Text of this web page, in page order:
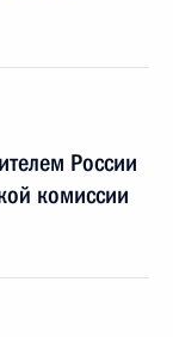
России
комиссии